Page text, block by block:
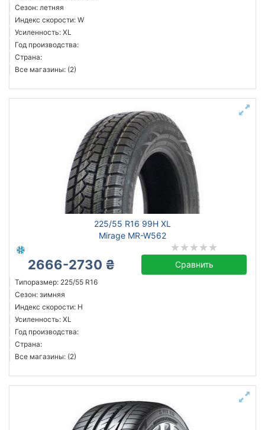
Сезон: летняя
Индекс скорости: W
Усиленность: XL
Год производства:
Страна:
Все магазины: (2)
225/55 R16 99H XL
Mirage MR-W562
2666-2730 ₴ Сравнить
Типоразмер: 225/55 R16
Сезон: зимняя
Индекс скорости: H
Усиленность: XL
Год производства:
Страна:
Все магазины: (2)